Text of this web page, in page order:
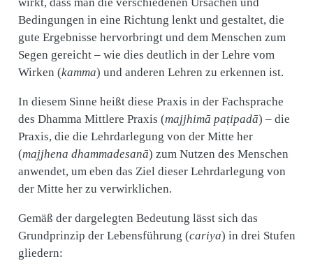
Bedingungen in eine Richtung lenkt und gestaltet, die
gute Ergebnisse hervorbringt und dem Menschen zum
Segen gereicht – wie dies deutlich in der Lehre vom
Wirken (kamma) und anderen Lehren zu erkennen ist.
In diesem Sinne heißt diese Praxis in der Fachsprache
des Dhamma Mittlere Praxis (majjhimā paṭipadā) – die
Praxis, die die Lehrdarlegung von der Mitte her
(majjhena dhammadesanā) zum Nutzen des Menschen
anwendet, um eben das Ziel dieser Lehrdarlegung von
der Mitte her zu verwirklichen.
Gemäß der dargelegten Bedeutung lässt sich das
Grundprinzip der Lebensführung (cariya) in drei Stufen
gliedern: